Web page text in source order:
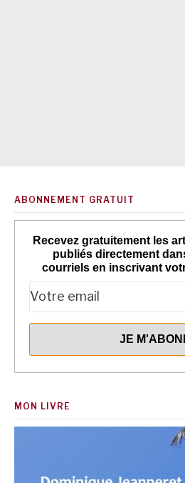
ABONNEMENT GRATUIT
Recevez gratuitement les
publiés directement
courriels en inscrivant
MON LIVRE